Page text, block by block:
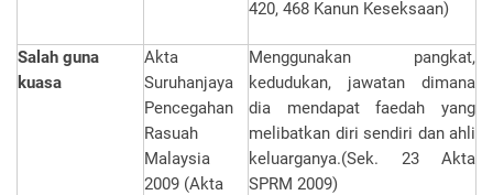
420, 468 Kanun Keseksaan)
Salah guna
kuasa
Akta
Suruhanjaya
Pencegahan
Rasuah
Malaysia
2009 (Akta
Menggunakan pangkat,
kedudukan, jawatan dimana
dia mendapat faedah yang
melibatkan diri sendiri dan ahli
keluarganya.(Sek. 23 Akta
SPRM 2009)